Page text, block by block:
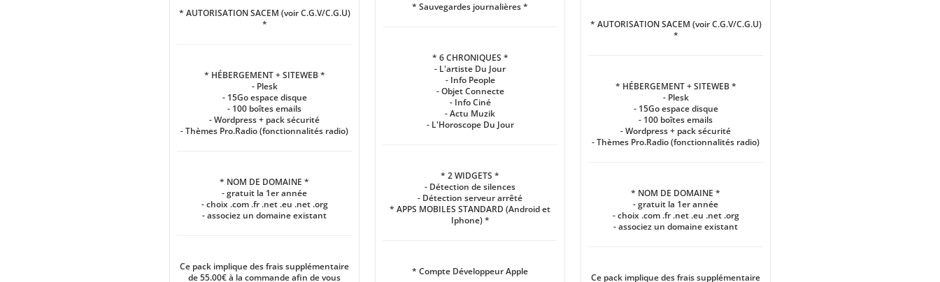
* AUTORISATION SACEM (voir C.G.V/C.G.U)
*
* HÉBERGEMENT + SITEWEB *
- Plesk
- 15Go espace disque
- 100 boîtes emails
- Wordpress + pack sécurité
- Thèmes Pro.Radio (fonctionnalités radio)
* NOM DE DOMAINE *
- gratuit la 1er année
- choix .com .fr .net .eu .net .org
- associez un domaine existant
Ce pack implique des frais supplémentaire
de 55.00€ à la commande afin de vous
* Sauvegardes journalières *
* 6 CHRONIQUES *
- L'artiste Du Jour
- Info People
- Objet Connecte
- Info Ciné
- Actu Muzik
- L'Horoscope Du Jour
* 2 WIDGETS *
- Détection de silences
- Détection serveur arrêté
* APPS MOBILES STANDARD (Android et
Iphone) *
* Compte Développeur Apple
* AUTORISATION SACEM (voir C.G.V/C.G.U)
*
* HÉBERGEMENT + SITEWEB *
- Plesk
- 15Go espace disque
- 100 boîtes emails
- Wordpress + pack sécurité
- Thèmes Pro.Radio (fonctionnalités radio)
* NOM DE DOMAINE *
- gratuit la 1er année
- choix .com .fr .net .eu .net .org
- associez un domaine existant
Ce pack implique des frais supplémentaire